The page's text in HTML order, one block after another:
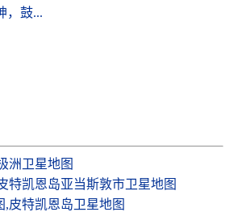
，鼓...
洲卫星地图
特凯恩岛亚当斯敦市卫星地图
,皮特凯恩岛卫星地图